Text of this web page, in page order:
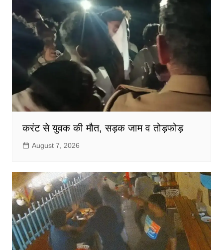
करंट से युवक की मौत, सड़क जाम व तोड़फोड़
August 7, 2026